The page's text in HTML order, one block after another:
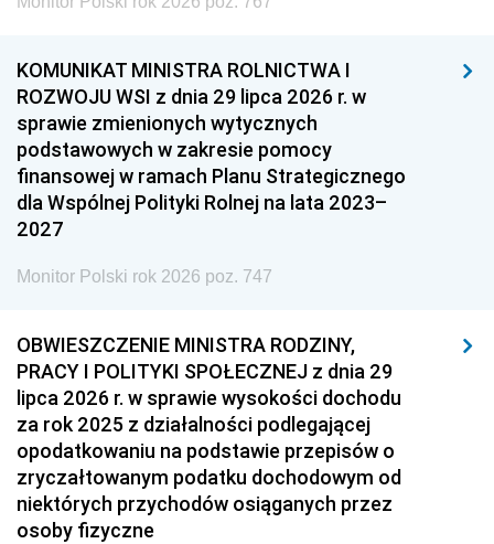
KOMUNIKAT MINISTRA ROLNICTWA I
ROZWOJU WSI z dnia 29 lipca 2026 r. w
sprawie zmienionych wytycznych
podstawowych w zakresie pomocy
finansowej w ramach Planu Strategicznego
dla Wspólnej Polityki Rolnej na lata 2023–
2027
Monitor Polski rok 2026 poz. 747
OBWIESZCZENIE MINISTRA RODZINY,
PRACY I POLITYKI SPOŁECZNEJ z dnia 29
lipca 2026 r. w sprawie wysokości dochodu
za rok 2025 z działalności podlegającej
opodatkowaniu na podstawie przepisów o
zryczałtowanym podatku dochodowym od
niektórych przychodów osiąganych przez
osoby fizyczne